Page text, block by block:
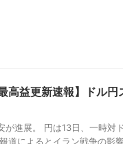
高益更新速報】ドル
が進展。 円は13日、一時
道によるとイラン戦争の影